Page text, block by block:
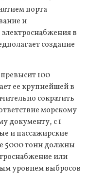
порта
и
электроснабжения в
создание
100
ее крупнейшей в
сократить
морскому
документу, с 1
и пассажирские
5000 тонн должны
или
уровнем выбросов